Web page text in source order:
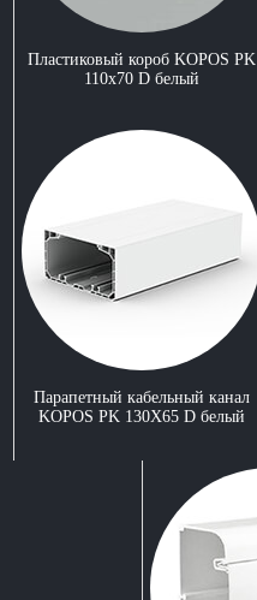
Пластиковый короб KOPOS PK
110x70 D белый
Парапетный кабельный канал
KOPOS PK 130X65 D белый